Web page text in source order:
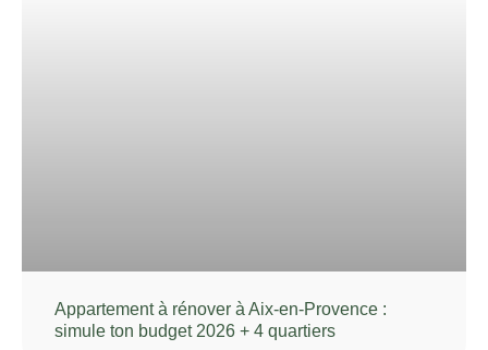
Appartement à rénover à Aix-en-Provence :
simule ton budget 2026 + 4 quartiers